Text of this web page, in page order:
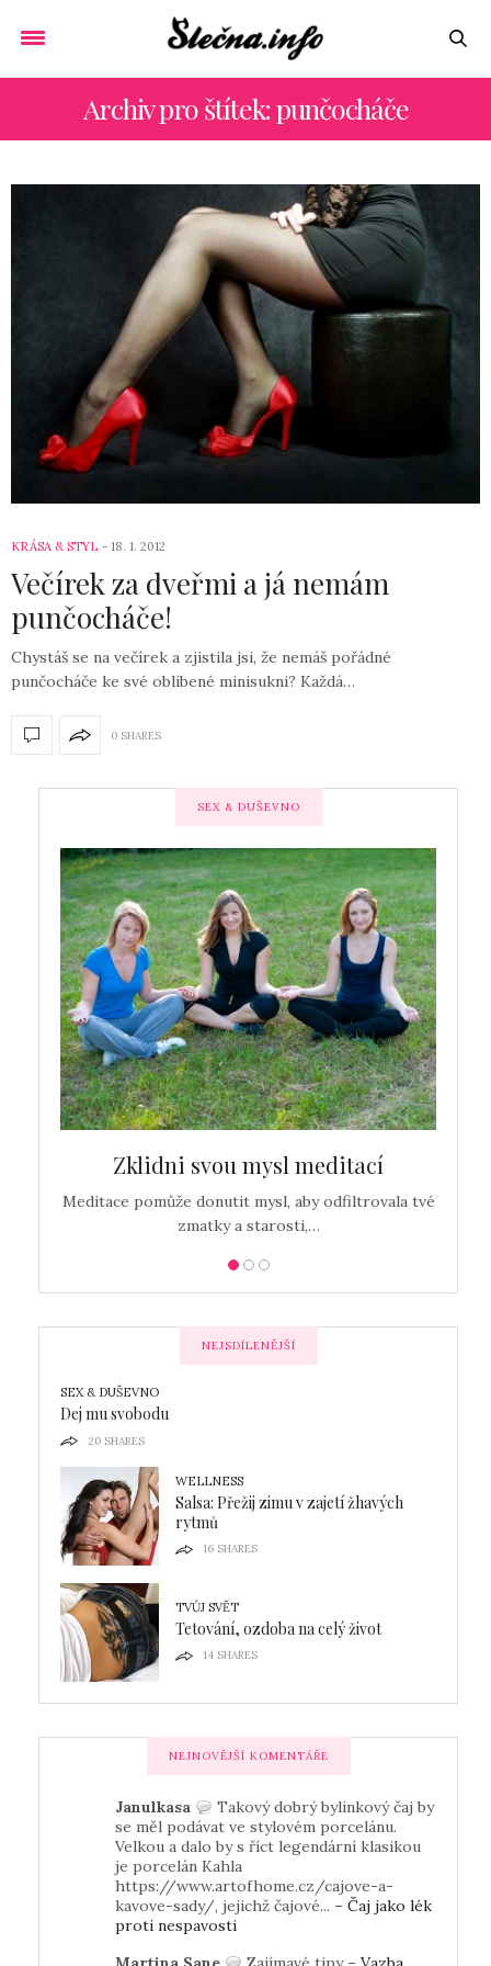
Archiv pro štítek: punčocháče
KRÁSA & STYL 18. 1. 2012
Večírek za dveřmi a já nemám
punčocháče!
Chystáš se na večírek a zjistila jsi, že nemáš pořádné
punčocháče ke své oblíbené minisukni? Každá…
0 SHARES
SEX & DUŠEVNO
Zklidni svou mysl meditací
Meditace pomůže donutit mysl, aby odfiltrovala tvé
zmatky a starosti,…
NEJSDÍLENĚJŠÍ
SEX & DUŠEVNO
Dej mu svobodu
20 SHARES
WELLNESS
Salsa: Přežij zimu v zajetí žhavých
rytmů
16 SHARES
TVŮJ SVĚT
Tetování, ozdoba na celý život
14 SHARES
NEJNOVĚJŠÍ KOMENTÁŘE
Janulkasa
Takový dobrý bylinkový čaj by
se měl podávat ve stylovém porcelánu.
Velkou a dalo by s říct legendární klasikou
je porcelán Kahla
https://www.artofhome.cz/cajove-a-
kavove-sady/, jejichž čajové... – Čaj jako lék
proti nespavosti